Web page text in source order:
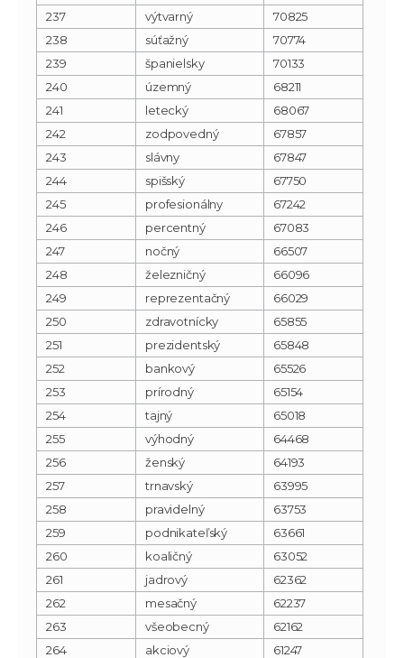
237
výtvarný
70825
238
súťažný
70774
239
španielsky
70133
240
územný
68211
241
letecký
68067
242
zodpovedný
67857
243
slávny
67847
244
spišský
67750
245
profesionálny
67242
246
percentný
67083
247
nočný
66507
248
železničný
66096
249
reprezentačný
66029
250
zdravotnícky
65855
251
prezidentský
65848
252
bankový
65526
253
prírodný
65154
254
tajný
65018
255
výhodný
64468
256
ženský
64193
257
trnavský
63995
258
pravidelný
63753
259
podnikateľský
63661
260
koaličný
63052
261
jadrový
62362
262
mesačný
62237
263
všeobecný
62162
264
akciový
61247